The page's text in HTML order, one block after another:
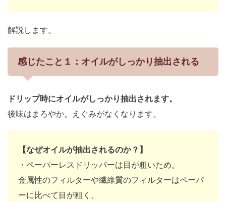
解説します。
感じたこと１：オイルがしっかり抽出される
ドリップ時にオイルがしっかり抽出されます。
後味はまろやか。えぐみがなくなります。
【なぜオイルが抽出されるのか？】
・ペーパーレスドリッパーは目が粗いため。
金属性のフィルターや繊維質のフィルターはペーパ
ーに比べて目が粗く、